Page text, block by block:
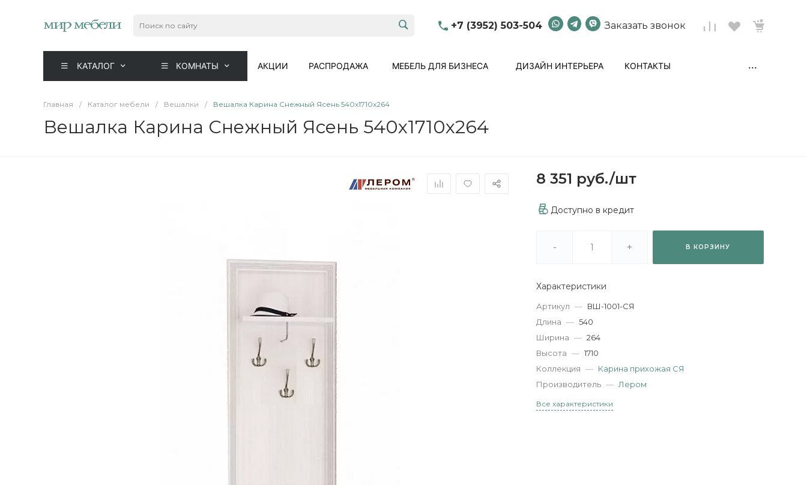
+7 (3952) 503-504 Заказать звонок
КАТАЛОГ КОМНАТЫ АКЦИИ РАСПРОДАЖА МЕБЕЛЬ ДЛЯ БИЗНЕСА ДИЗАЙН ИНТЕРЬЕРА КОНТАКТЫ ...
Главная / Каталог мебели / Вешалки / Вешалка Карина Снежный Ясень 540x1710x264
Вешалка Карина Снежный Ясень 540x1710x264
8 351 руб./шт
Доступно в кредит
- + В КОРЗИНУ
Характеристики
Артикул — ВШ-1001-СЯ
Длина — 540
Ширина — 264
Высота — 1710
Коллекция — Карина прихожая СЯ
Производитель — Лером
Все характеристики